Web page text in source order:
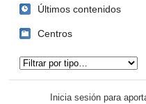
Últimos contenidos
Centros
Inicia sesión para